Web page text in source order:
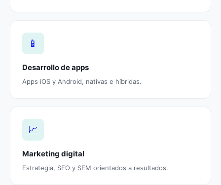
📱
Desarrollo de apps
Apps iOS y Android, nativas e híbridas.
📈
Marketing digital
Estrategia, SEO y SEM orientados a resultados.